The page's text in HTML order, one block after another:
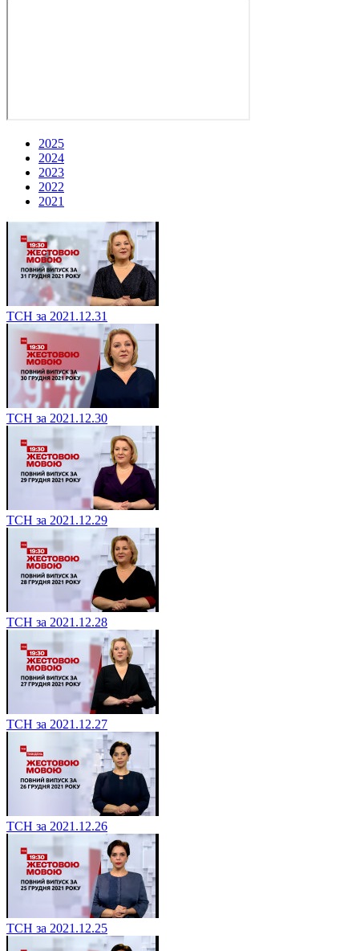
2025
2024
2023
2022
2021
ТСН за 2021.12.31
ТСН за 2021.12.30
ТСН за 2021.12.29
ТСН за 2021.12.28
ТСН за 2021.12.27
ТСН за 2021.12.26
ТСН за 2021.12.25